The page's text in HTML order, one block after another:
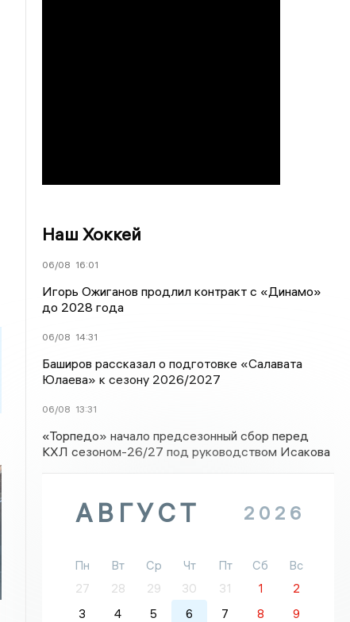
Наш Хоккей
06/08 16:01
Игорь Ожиганов продлил контракт с «Динамо»
до 2028 года
06/08 14:31
Баширов рассказал о подготовке «Салавата
Юлаева» к сезону 2026/2027
06/08 13:31
«Торпедо» начало предсезонный сбор перед
КХЛ сезоном-26/27 под руководством Исакова
АВГУСТ 2026
Пн Вт Ср Чт Пт Сб
Вс
27
28 29 30 31 1
2
3
4 5 6 7 8
9